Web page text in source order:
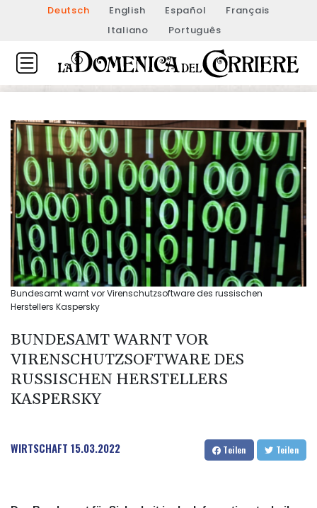
Deutsch English Español
Français
Italiano
Português
Bundesamt warnt vor Virenschutzsoftware des russischen
Herstellers Kaspersky
BUNDESAMT WARNT VOR
VIRENSCHUTZSOFTWARE DES
RUSSISCHEN HERSTELLERS
KASPERSKY
WIRTSCHAFT 15.03.2022 Teilen Teilen